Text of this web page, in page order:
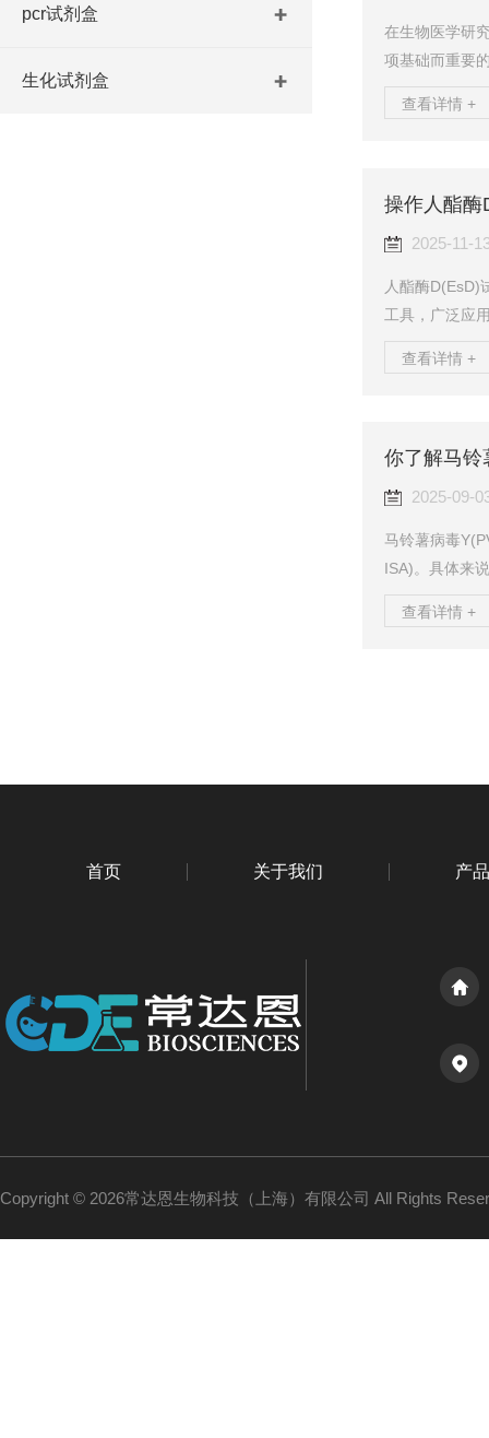
pcr试剂盒
生化试剂盒
在生物医学研
项基础而重要
量实验小鼠样
所有成分，例
查看详情 +
操作人酯酶
2025-11-
人酯酶D(EsD)
工具，广泛应
层。当加入待
分，减少背景
查看详情 +
你了解马铃
2025-09-
马铃薯病毒
ISA)。具体来
以及HRP标记
查看详情 +
首页 关于我们 产
Copyright © 2026常达恩生物科技（上海）有限公司 All Rights